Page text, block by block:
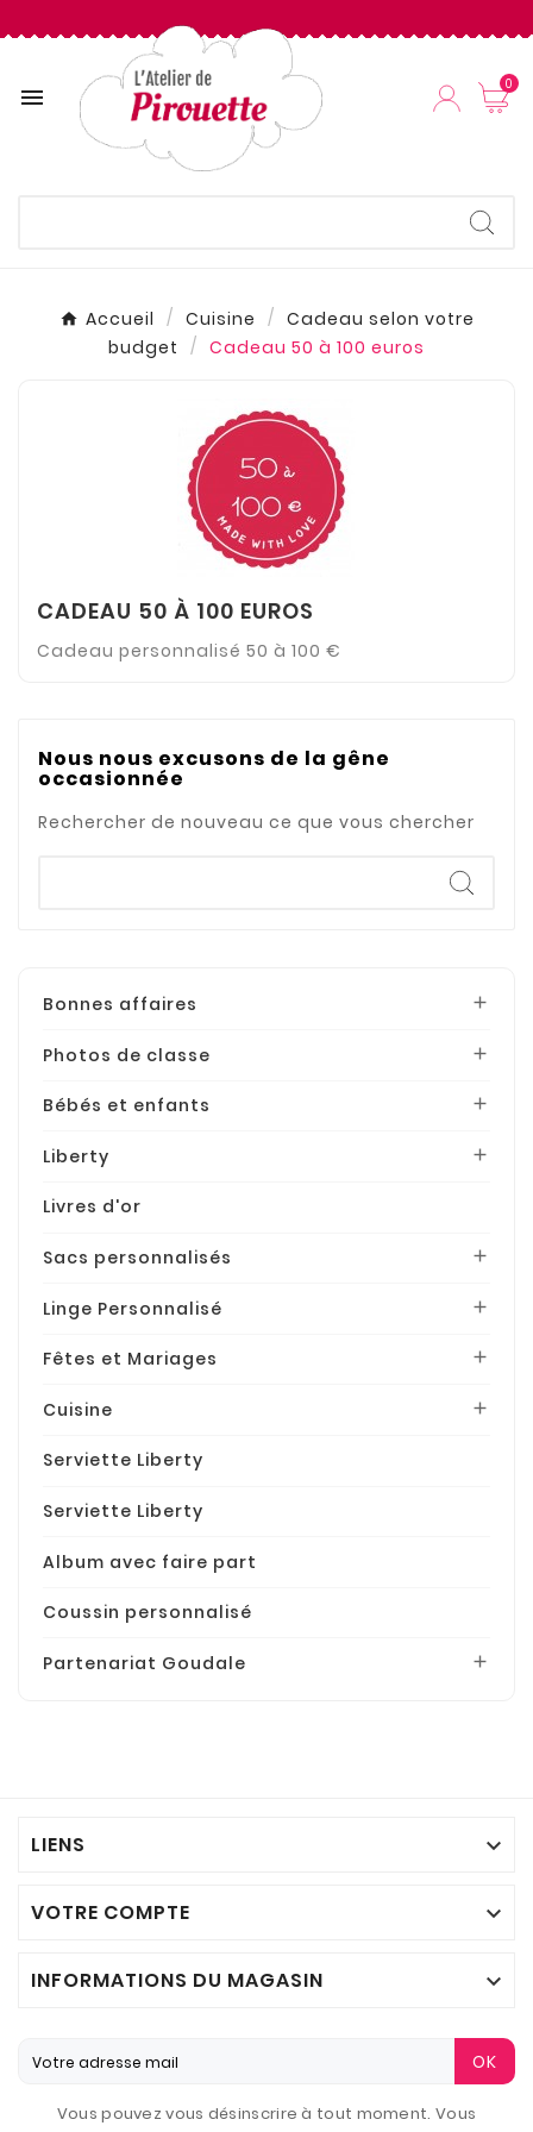
 0
Accueil Cuisine
Cadeau selon votre
budget
Cadeau 50 à 100 euros
CADEAU 50 À 100 EUROS
Cadeau personnalisé 50 à 100 €
Nous nous excusons de la gêne
occasionnée
Rechercher de nouveau ce que vous chercher
Bonnes affaires 
Photos de classe 
Bébés et enfants 
Liberty 
Livres d'or
Sacs personnalisés 
Linge Personnalisé 
Fêtes et Mariages 
Cuisine 
Serviette Liberty
Serviette Liberty
Album avec faire part
Coussin personnalisé
Partenariat Goudale 
LIENS 
VOTRE COMPTE 
INFORMATIONS DU MAGASIN 
OK
Vous pouvez vous désinscrire à tout moment. Vous